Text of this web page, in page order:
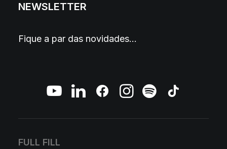
NEWSLETTER
Fique a par das novidades…
FULL FILL